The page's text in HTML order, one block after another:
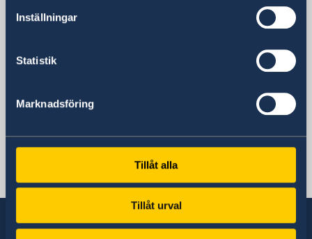
Inställningar
Statistik
Marknadsföring
Tillåt alla
Tillåt urval
SE-103 39 Stockholm
Phone
+46 8 723 11 76
sbs.vastafrika@gov.se
SWEDISH CONSULATES